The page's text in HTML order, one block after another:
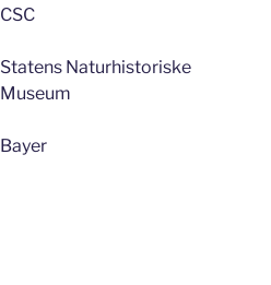
CSC
Statens Naturhistoriske
Museum
Bayer